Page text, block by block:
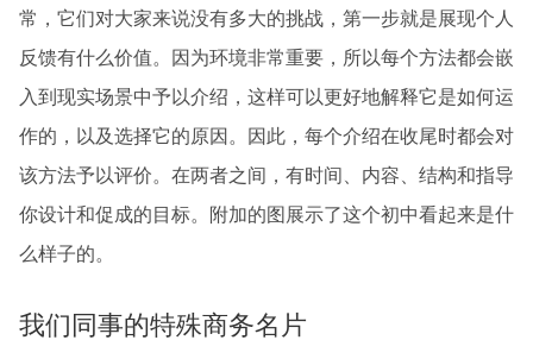
常，它们对大家来说没有多大的挑战，第一步就是展现个人
反馈有什么价值。因为环境非常重要，所以每个方法都会嵌
入到现实场景中予以介绍，这样可以更好地解释它是如何运
作的，以及选择它的原因。因此，每个介绍在收尾时都会对
该方法予以评价。在两者之间，有时间、内容、结构和指导
你设计和促成的目标。附加的图展示了这个初中看起来是什
么样子的。
我们同事的特殊商务名片